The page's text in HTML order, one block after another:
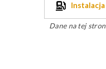
Dane na tej